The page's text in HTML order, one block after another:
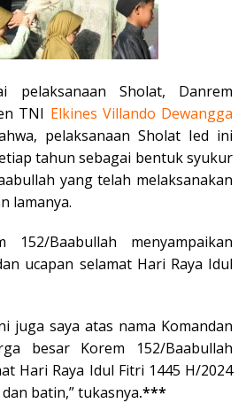
pelaksanaan Sholat, Danrem
TNI Elkines Villando Dewangga
pelaksanaan Sholat Ied ini
tahun sebagai bentuk syukur
yang telah melaksanakan
lamanya.
Baabullah menyampaikan
ucapan selamat Hari Raya Idul
juga saya atas nama Komandan
besar Korem 152/Baabullah
Hari Raya Idul Fitri 1445 H/2024
batin,” tukasnya.***